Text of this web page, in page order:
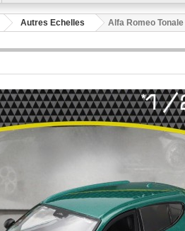
Autres Echelles Alfa Romeo